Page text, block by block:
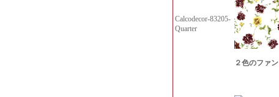
Calcodecor-83205-
Quarter
２色のファ